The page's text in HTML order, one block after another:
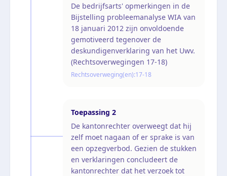
De bedrijfsarts' opmerkingen in de
Bijstelling probleemanalyse WIA van
18 januari 2012 zijn onvoldoende
gemotiveerd tegenover de
deskundigenverklaring van het Uwv.
(Rechtsoverwegingen 17-18)
Rechtsoverweging(en):17-18
Toepassing 2
De kantonrechter overweegt dat hij
zelf moet nagaan of er sprake is van
een opzegverbod. Gezien de stukken
en verklaringen concludeert de
kantonrechter dat het verzoek tot